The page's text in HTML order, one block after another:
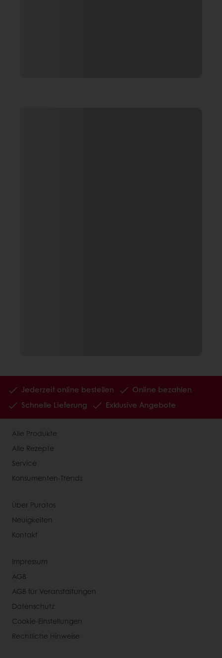
Jederzeit online bestellen
Online bezahlen
Schnelle Lieferung
Exklusive Angebote
Alle Produkte
Alle Rezepte
Service
Konsumenten-Trends
Über Puratos
Neuigkeiten
Kontakt
Impressum
AGB
AGB für Veranstaltungen
Datenschutz
Cookie-Einstellungen
Rechtliche Hinweise